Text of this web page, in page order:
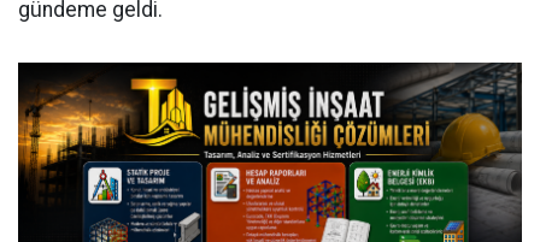
gündeme geldi.